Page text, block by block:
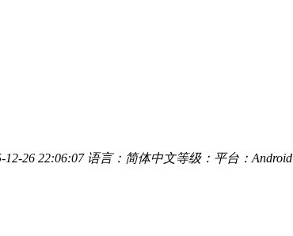
12-26 22:06:07 语言：简体中文等级： 平台：Android